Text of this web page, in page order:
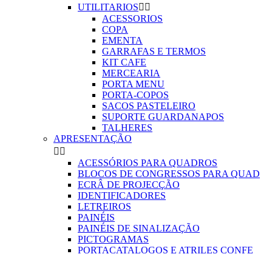
UTILITARIOS 
ACESSORIOS
COPA
EMENTA
GARRAFAS E TERMOS
KIT CAFE
MERCEARIA
PORTA MENU
PORTA-COPOS
SACOS PASTELEIRO
SUPORTE GUARDANAPOS
TALHERES
APRESENTAÇÃO
 
ACESSÓRIOS PARA QUADROS
BLOCOS DE CONGRESSOS PARA QUAD
ECRÂ DE PROJECÇÃO
IDENTIFICADORES
LETREIROS
PAINÉIS
PAINÉIS DE SINALIZAÇÃO
PICTOGRAMAS
PORTACATALOGOS E ATRILES CONFE